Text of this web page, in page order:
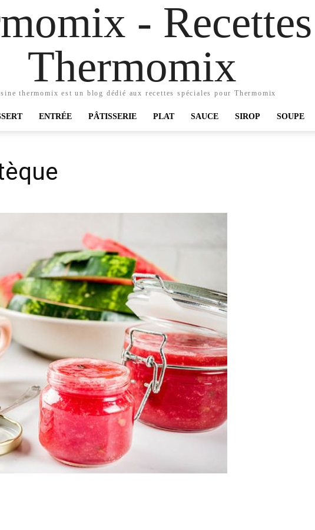
-
Thermomix
thermomix est un blog dédié aux recettes spéciales pour Thermomix
ENTRÉE PÂTISSERIE PLAT SAUCE SIROP SOUPE